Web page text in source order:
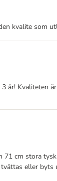
kvalite som
Kvaliteten
cm stora
eller